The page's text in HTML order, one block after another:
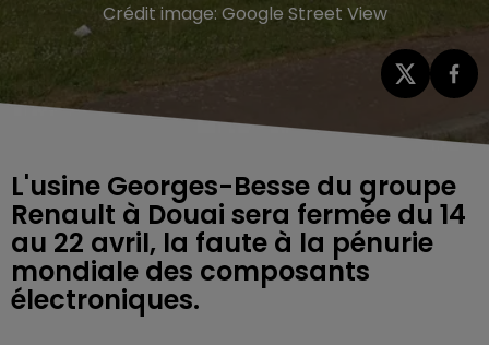
Crédit image: Google Street View
L'usine Georges-Besse du groupe
Renault à Douai sera fermée du 14
au 22 avril, la faute à la pénurie
mondiale des composants
électroniques.